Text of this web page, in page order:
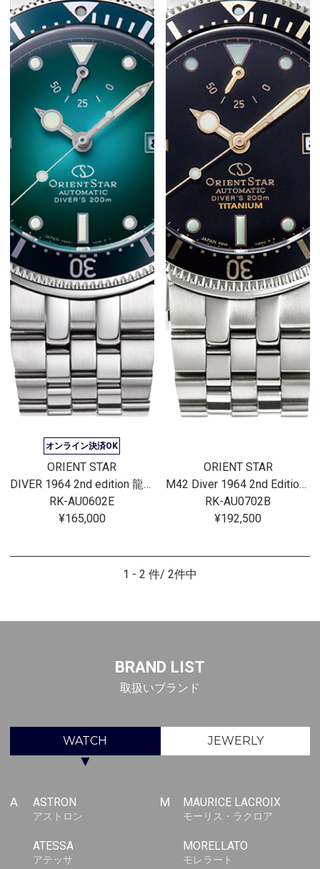
オンライン決済OK
ORIENT STAR
DIVER 1964 2nd edition 龍泉洞
RK-AU0602E
¥165,000
ORIENT STAR
M42 Diver 1964 2nd Edition F6 Date 200ｍ Titanium Limited
RK-AU0702B
¥192,500
1 - 2 件/ 2件中
BRAND LIST
取扱いブランド
WATCH JEWERLY
▼
A ASTRON
アストロン
ATESSA
アテッサ
M MAURICE LACROIX
モーリス・ラクロア
MORELLATO
モレラート